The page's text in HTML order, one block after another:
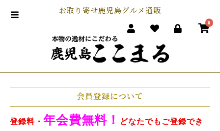
お取り寄せ鹿児島グルメ通販
0
会員登録について
登録料・ 年会費無料！
どなたでもご登録でき